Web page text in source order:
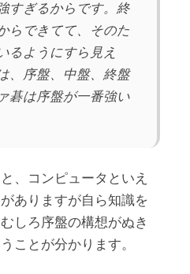
すぎるからです。終
らできてて、そのた
るようにすら見え
、序盤、中盤、終盤
碁は序盤が一番強い
、コンピュータといえ
ありますが自ら知識を
しろ序盤の構想がぬき
ことが分かります。